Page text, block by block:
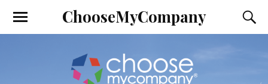
ChooseMyCompany